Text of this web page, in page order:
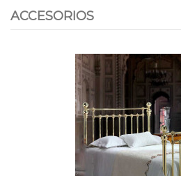
ACCESORIOS